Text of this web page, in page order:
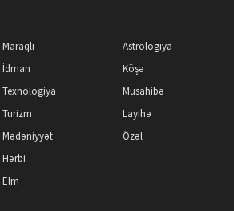
Maraqlı
İdman
Texnologiya
Turizm
Mədəniyyət
Hərbi
Elm
Astrologiya
Köşə
Müsahibə
Layihə
Özəl